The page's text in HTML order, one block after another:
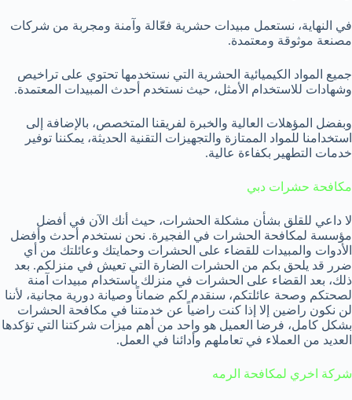
في النهاية، نستعمل مبيدات حشرية فعّالة وآمنة ومجربة من شركات
مصنعة موثوقة ومعتمدة.
جميع المواد الكيميائية الحشرية التي نستخدمها تحتوي على تراخيص
وشهادات للاستخدام الأمثل، حيث نستخدم أحدث المبيدات المعتمدة.
وبفضل المؤهلات العالية والخبرة لفريقنا المتخصص، بالإضافة إلى
استخدامنا للمواد الممتازة والتجهيزات التقنية الحديثة، يمكننا توفير
خدمات التطهير بكفاءة عالية.
مكافحة حشرات دبي
لا داعي للقلق بشأن مشكلة الحشرات، حيث أنك الآن في أفضل
مؤسسة لمكافحة الحشرات في الفجيرة. نحن نستخدم أحدث وأفضل
الأدوات والمبيدات للقضاء على الحشرات وحمايتك وعائلتك من أي
ضرر قد يلحق بكم من الحشرات الضارة التي تعيش في منزلكم. بعد
ذلك، بعد القضاء على الحشرات في منزلك باستخدام مبيدات آمنة
لصحتكم وصحة عائلتكم، سنقدم لكم ضماناً وصيانة دورية مجانية، لأننا
لن نكون راضين إلا إذا كنت راضياً عن خدمتنا في مكافحة الحشرات
بشكل كامل، فرضا العميل هو واحد من أهم ميزات شركتنا التي تؤكدها
العديد من العملاء في تعاملهم وأدائنا في العمل.
شركة اخري لمكافحة الرمه